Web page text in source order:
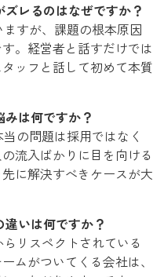
レるのはなぜですか？
すが、課題の根本原因
。経営者と話すだけでは
ッフと話して初めて本質
は何ですか？
の問題は採用ではなく
流入ばかりに目を向ける
に解決すべきケースが大
いは何ですか？
リスペクトされている
ムがついてくる会社は、